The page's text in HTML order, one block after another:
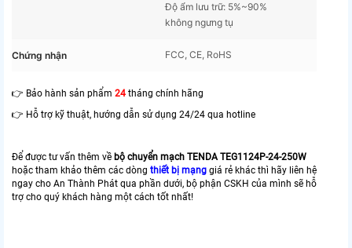
Độ ẩm lưu trữ: 5%~90%
không ngưng tụ
Chứng nhận FCC, CE, RoHS
👉 Bảo hành sản phẩm 24 tháng chính hãng
👉 Hỗ trợ kỹ thuật, hướng dẫn sử dụng 24/24 qua hotline
Để được tư vấn thêm về bộ chuyển mạch TENDA TEG1124P-24-250W
hoặc tham khảo thêm các dòng thiết bị mạng giá rẻ khác thì hãy liên hệ
ngay cho An Thành Phát qua phần dưới, bộ phận CSKH của mình sẽ hỗ
trợ cho quý khách hàng một cách tốt nhất!